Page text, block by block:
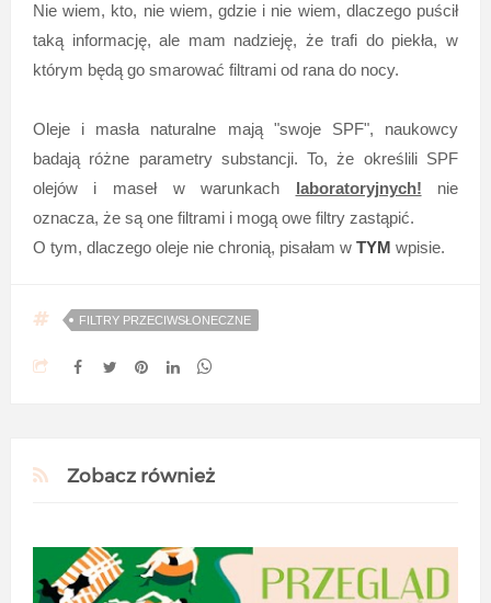
Nie wiem, kto, nie wiem, gdzie i nie wiem, dlaczego puścił
taką informację, ale mam nadzieję, że trafi do piekła, w
którym będą go smarować filtrami od rana do nocy.
Oleje i masła naturalne mają "swoje SPF", naukowcy
badają różne parametry substancji. To, że określili SPF
olejów i maseł w warunkach
laboratoryjnych! nie
oznacza, że są one filtrami i mogą owe filtry zastąpić.
O tym, dlaczego oleje nie chronią, pisałam w TYM wpisie.
FILTRY PRZECIWSŁONECZNE
Zobacz również